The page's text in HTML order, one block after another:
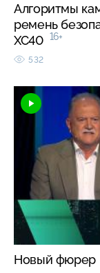
Алгоритмы
ремень
XC40 16+
532
Новый фюрер